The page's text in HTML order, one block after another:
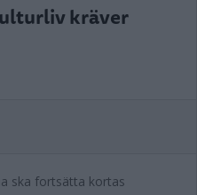
kräver